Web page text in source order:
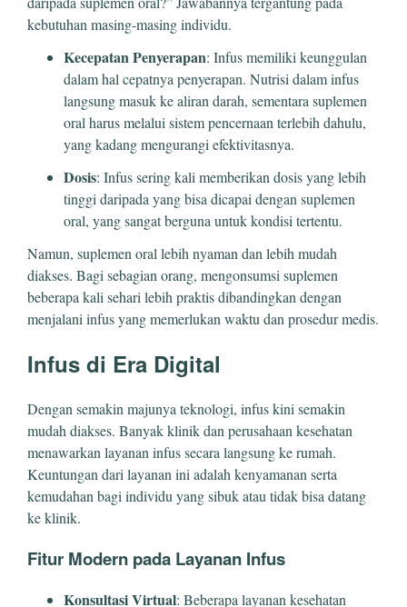
kebutuhan masing-masing individu.
Kecepatan Penyerapan: Infus memiliki keunggulan
dalam hal cepatnya penyerapan. Nutrisi dalam infus
langsung masuk ke aliran darah, sementara suplemen
oral harus melalui sistem pencernaan terlebih dahulu,
yang kadang mengurangi efektivitasnya.
Dosis: Infus sering kali memberikan dosis yang lebih
tinggi daripada yang bisa dicapai dengan suplemen
oral, yang sangat berguna untuk kondisi tertentu.
Namun, suplemen oral lebih nyaman dan lebih mudah
diakses. Bagi sebagian orang, mengonsumsi suplemen
beberapa kali sehari lebih praktis dibandingkan dengan
menjalani infus yang memerlukan waktu dan prosedur medis.
Infus di Era Digital
Dengan semakin majunya teknologi, infus kini semakin
mudah diakses. Banyak klinik dan perusahaan kesehatan
menawarkan layanan infus secara langsung ke rumah.
Keuntungan dari layanan ini adalah kenyamanan serta
kemudahan bagi individu yang sibuk atau tidak bisa datang
ke klinik.
Fitur Modern pada Layanan Infus
Konsultasi Virtual: Beberapa layanan kesehatan